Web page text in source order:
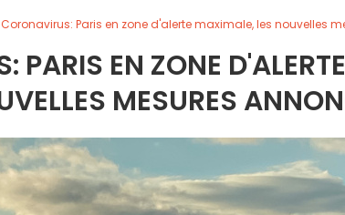
Coronavirus: Paris en zone d'alerte maximale, les nouvelles
PARIS EN ZONE
MESURES